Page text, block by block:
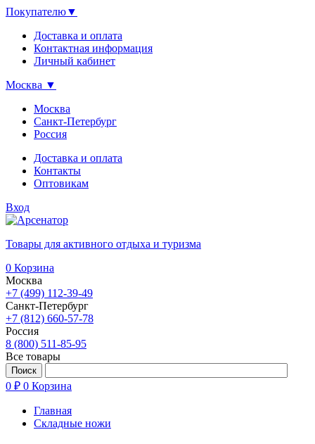
Покупателю▼
Доставка и оплата
Контактная информация
Личный кабинет
Москва ▼
Москва
Санкт-Петербург
Россия
Доставка и оплата
Контакты
Оптовикам
Вход
Товары для активного отдыха и туризма
0 Корзина
Москва
+7 (499) 112-39-49
Санкт-Петербург
+7 (812) 660-57-78
Россия
8 (800) 511-85-95
Все товары
0 ₽ 0 Корзина
Главная
Складные ножи